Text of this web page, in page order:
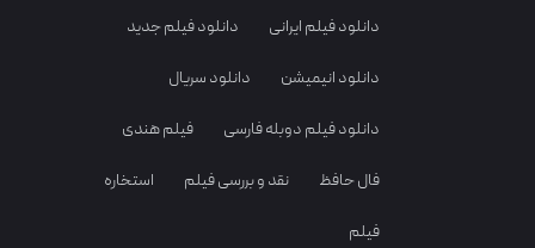
دانلود فیلم ایرانی دانلود فیلم جدید
دانلود انیمیشن دانلود سریال
دانلود فیلم دوبله فارسی فیلم هندی
فال حافظ نقد و بررسی فیلم استخاره
فیلم